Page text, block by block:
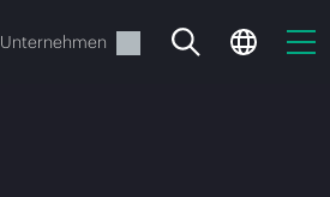
Unternehmen